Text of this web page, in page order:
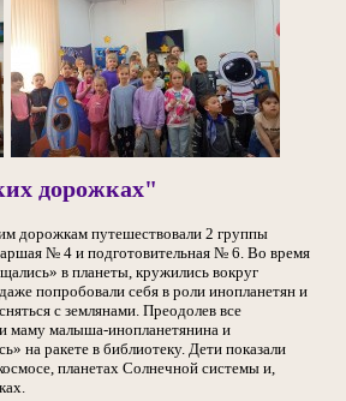
дорожках"
дорожкам путешествовали 2 группы
№ 4 и подготовительная № 6. Во время
в планеты, кружились вокруг
попробовали себя в роли инопланетян и
с землянами. Преодолев все
маму малыша-инопланетянина и
на ракете в библиотеку. Дети показали
планетах Солнечной системы и,